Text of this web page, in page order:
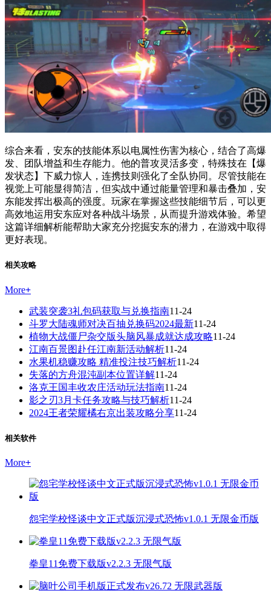
综合来看，安东的技能体系以电属性伤害为核心，结合了高爆
发、团队增益和生存能力。他的普攻灵活多变，特殊技在【爆
发状态】下威力惊人，连携技则强化了全队协同。尽管技能在
视觉上可能显得简洁，但实战中通过能量管理和暴击叠加，安
东能发挥出极高的强度。玩家在掌握这些技能细节后，可以更
高效地运用安东应对各种战斗场景，从而提升游戏体验。希望
这篇详细解析能帮助大家充分挖掘安东的潜力，在游戏中取得
更好表现。
相关攻略
More+
武装突袭3礼包码获取与兑换指南11-24
斗罗大陆魂师对决百抽兑换码2024最新11-24
植物大战僵尸杂交版头脑风暴成就达成攻略11-24
江南百景图赴任江南新活动解析11-24
水果机稳赚攻略 精准投注技巧解析11-24
失落的方舟混沌副本位置详解11-24
洛克王国丰收农庄活动玩法指南11-24
影之刃3月卡任务攻略与技巧解析11-24
2024王者荣耀橘右京出装攻略分享11-24
相关软件
More+
怨宅学校怪谈中文正式版沉浸式恐怖v1.0.1 无限金币版
拳皇11免费下载版v2.2.3 无限气版